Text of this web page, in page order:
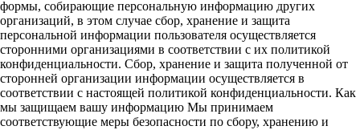
формы, собирающие персональную информацию других
организаций, в этом случае сбор, хранение и защита
персональной информации пользователя осуществляется
сторонними организациями в соответствии с их политикой
конфиденциальности. Сбор, хранение и защита полученной от
сторонней организации информации осуществляется в
соответствии с настоящей политикой конфиденциальности. Как
мы защищаем вашу информацию Мы принимаем
соответствующие меры безопасности по сбору, хранению и